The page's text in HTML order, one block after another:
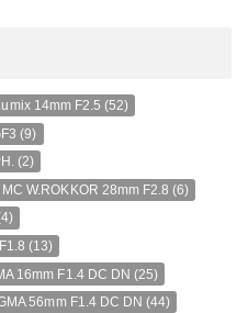
14mm F2.5 (52)
(9)
(2)
MC W.ROKKOR 28mm F2.8 (6)
(13)
16mm F1.4 DC DN (25)
56mm F1.4 DC DN (44)